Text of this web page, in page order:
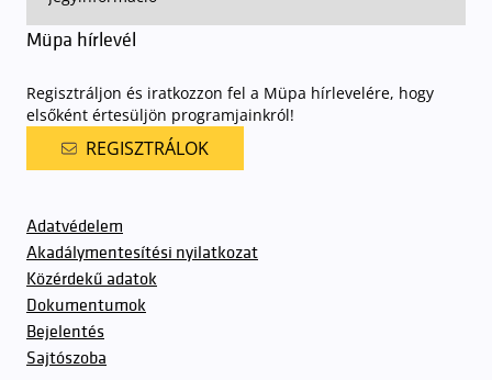
Müpa hírlevél
Regisztráljon és iratkozzon fel a Müpa hírlevelére, hogy
elsőként értesüljön programjainkról!
REGISZTRÁLOK
Adatvédelem
Akadálymentesítési nyilatkozat
Közérdekű adatok
Dokumentumok
Bejelentés
Sajtószoba